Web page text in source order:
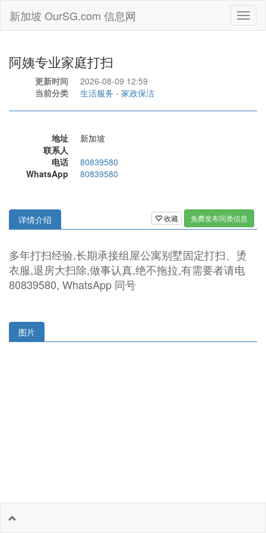
新加坡 OurSG.com 信息网
阿姨专业家庭打扫
更新时间
2026-08-09 12:59
当前分类
生活服务 - 家政保洁
地址
新加坡
联系人
电话
80839580
WhatsApp
80839580
收藏 免费发布同类信息
详情介绍
多年打扫经验,长期承接组屋公寓别墅固定打扫、烫
衣服,退房大扫除,做事认真,绝不拖拉,有需要者请电
80839580, WhatsApp 同号
图片